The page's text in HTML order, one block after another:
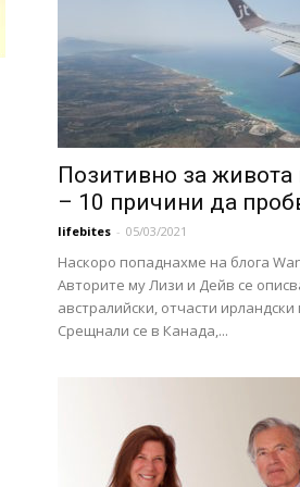
Позитивно за
– 10 причини да
lifebites - 05/03/2021
Наскоро попаднахме на блога
Авторите му Лизи и Дейв се
австралийски, отчасти
Срещнали се в Канада,...